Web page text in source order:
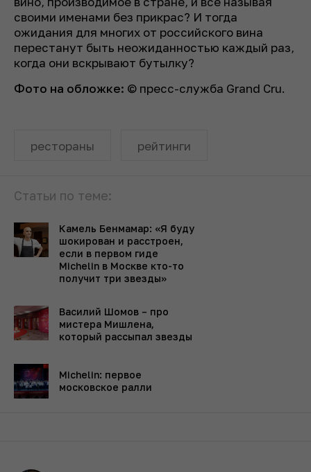
своими именами без прикрас? И тогда
ожидания для многих от российского вина
перестанут быть неожиданностью каждый раз,
когда они вскрывают бутылку?
Фото на обложке: © пресс-служба Grand Cru.
рестораны рейтинги
Статьи по теме:
Камель Бенмамар: «Я буду
шокирован и расстроен,
если в первом гиде
Michelin в Москве кто-то
получит три звезды»
Василий Шомов – про
мистера Мишлена,
который рассыпал звезды
Michelin: первое
московское ралли